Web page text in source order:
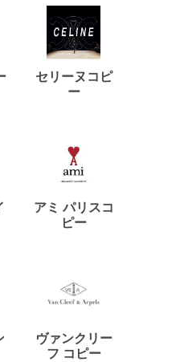
セリーヌコピ
ー
アミ パリスコ
ピー
ヴァンクリー
フ コピー